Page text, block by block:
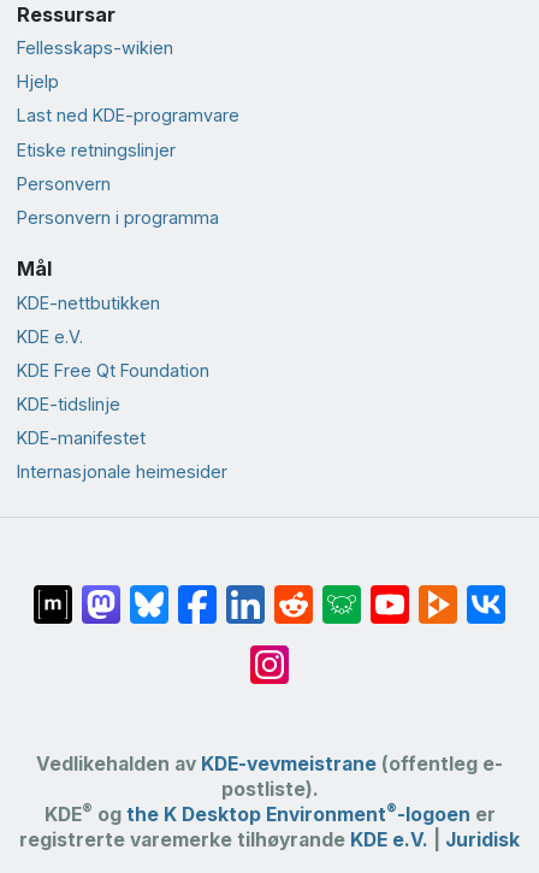
Ressursar
Fellesskaps-wikien
Hjelp
Last ned KDE-programvare
Etiske retningslinjer
Personvern
Personvern i programma
Mål
KDE-nettbutikken
KDE e.V.
KDE Free Qt Foundation
KDE-tidslinje
KDE-manifestet
Internasjonale heimesider
Vedlikehalden av KDE-vevmeistrane (offentleg e-
postliste).
KDE® og the K Desktop Environment®-logoen er
registrerte varemerke tilhøyrande KDE e.V. Juridisk